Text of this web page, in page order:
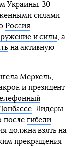
Украины. 30
силами
Россия
и силы, а
на активную
Меркель,
и президент
. Лидеры
после гибели
должна взять на
прекращения